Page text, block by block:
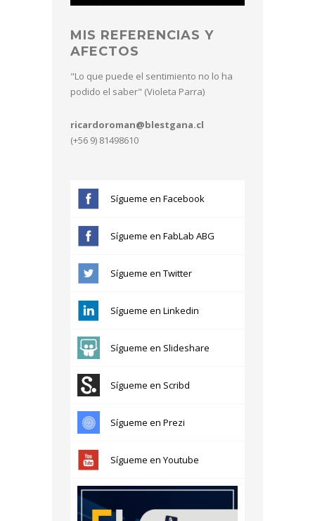
MIS REFERENCIAS Y
AFECTOS
"Lo que puede el sentimiento no lo ha
podido el saber" (Violeta Parra)
ricardoroman@blestgana.cl
(+56 9) 81498610
Sígueme en Facebook
Sígueme en FabLab ABG
Sígueme en Twitter
Sígueme en Linkedin
Sígueme en Slideshare
Sígueme en Scribd
Sígueme en Prezi
Sígueme en Youtube